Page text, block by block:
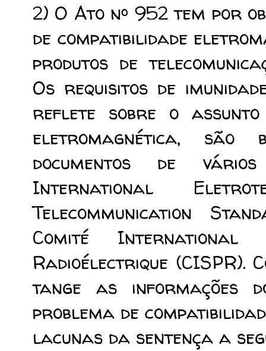
2) O Ato nº 952 tem por
de compatibilidade
produtos de
Os requisitos de
reflete sobre o assunto
eletromagnética,
documentos de
International
Telecommunication
Comité International
Radioélectrique (CISPR).
tange as informações
problema de
lacunas da sentença a